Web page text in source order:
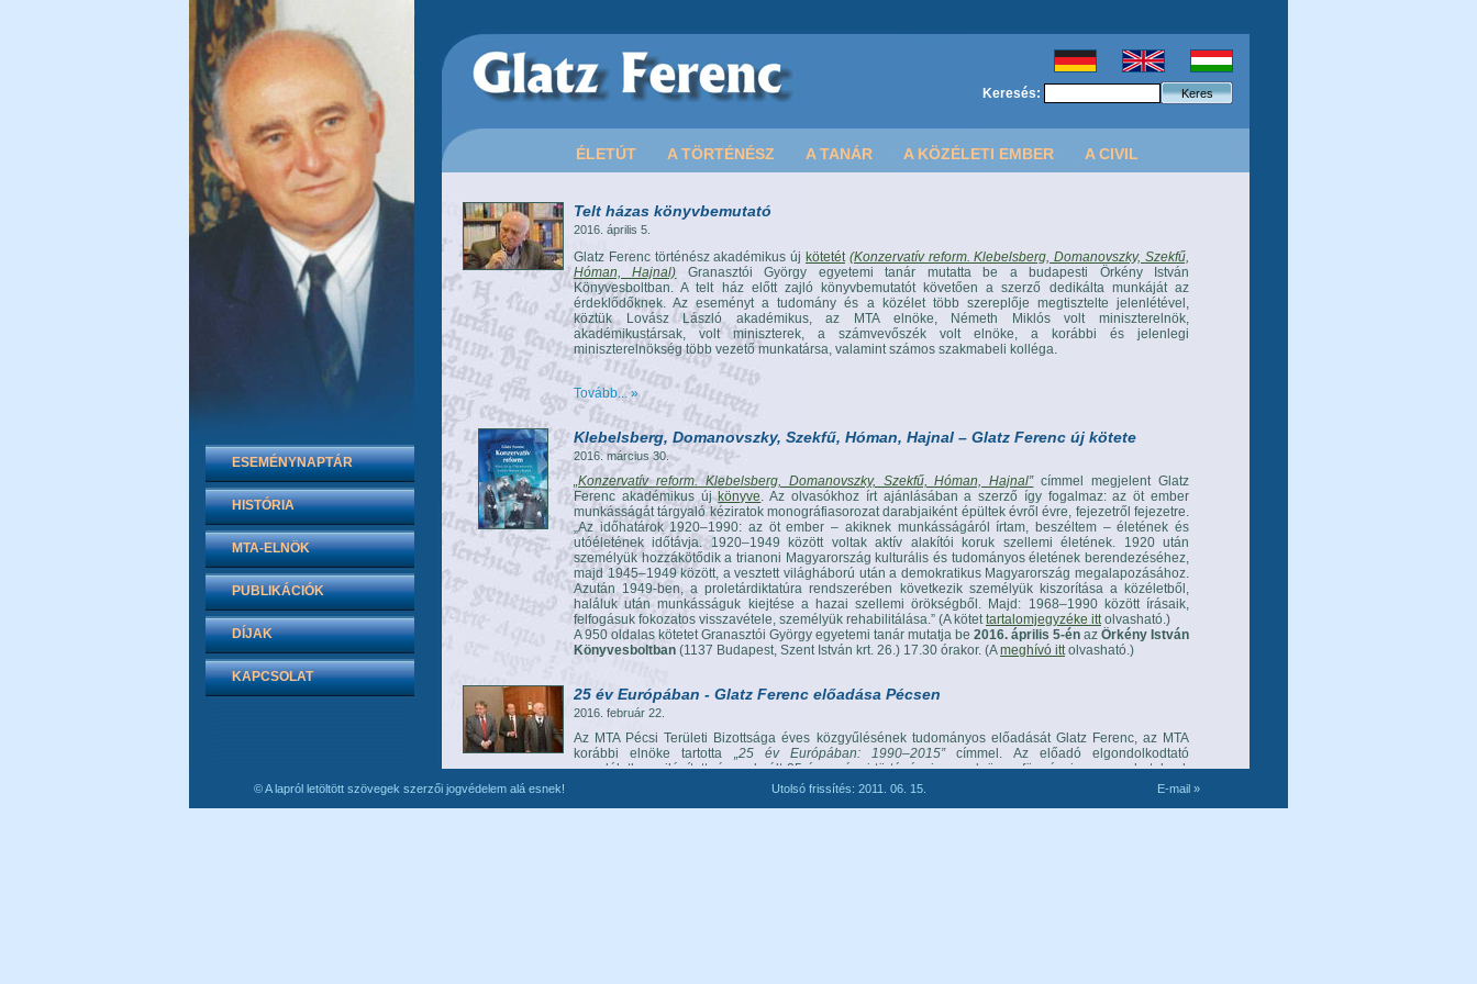
ESEMÉNYNAPTÁR
HISTÓRIA
MTA-ELNÖK
PUBLIKÁCIÓK
DÍJAK
KAPCSOLAT
Keresés:
ÉLETÚT A TÖRTÉNÉSZ A TANÁR A KÖZÉLETI EMBER A CIVIL
Telt házas könyvbemutató
2016. április 5.
Glatz Ferenc történész akadémikus új kötetét (Konzervatív reform. Klebelsberg, Domanovszky, Szekfű,
Hóman, Hajnal) Granasztói György egyetemi tanár mutatta be a budapesti Örkény István
Könyvesboltban. A telt ház előtt zajló könyvbemutatót követően a szerző dedikálta munkáját az
érdeklődőknek. Az eseményt a tudomány és a közélet több szereplője megtisztelte jelenlétével,
köztük Lovász László akadémikus, az MTA elnöke, Németh Miklós volt miniszterelnök,
akadémikustársak, volt miniszterek, a számvevőszék volt elnöke, a korábbi és jelenlegi
miniszterelnökség több vezető munkatársa, valamint számos szakmabeli kolléga.
Tovább... »
Klebelsberg, Domanovszky, Szekfű, Hóman, Hajnal – Glatz Ferenc új kötete
2016. március 30.
„Konzervatív reform. Klebelsberg, Domanovszky, Szekfű, Hóman, Hajnal”címmel megjelent Glatz
Ferenc akadémikus újkönyve. Az olvasókhoz írt ajánlásában a szerző így fogalmaz: az öt ember
munkásságát tárgyaló kéziratok monográfiasorozat darabjaiként épültek évről évre, fejezetről fejezetre.
„Az időhatárok 1920–1990: az öt ember – akiknek munkásságáról írtam, beszéltem – életének és
utóéletének időtávja. 1920–1949 között voltak aktív alakítói koruk szellemi életének. 1920 után
személyük hozzákötődik a trianoni Magyarország kulturális és tudományos életének berendezéséhez,
majd 1945–1949 között, a vesztett világháború után a demokratikus Magyarország megalapozásához.
Azután 1949-ben, a proletárdiktatúra rendszerében következik személyük kiszorítása a közéletből,
haláluk után munkásságuk kiejtése a hazai szellemi örökségből. Majd: 1968–1990 között írásaik,
felfogásuk fokozatos visszavétele, személyük rehabilitálása.” (A kötettartalomjegyzéke ittolvasható.)
A 950 oldalas kötetet Granasztói György egyetemi tanár mutatja be 2016. április 5-én az Örkény István
Könyvesboltban (1137 Budapest, Szent István krt. 26.) 17.30 órakor. (Ameghívó ittolvasható.)
25 év Európában - Glatz Ferenc előadása Pécsen
2016. február 22.
Az MTA Pécsi Területi Bizottsága éves közgyűlésének tudományos előadását Glatz Ferenc, az MTA
korábbi elnöke tartotta „25 év Európában: 1990–2015”címmel. Az előadó elgondolkodtató
szemléletben világított rá az elmúlt 25 év európai történéseire, azok összefüggéseire, a nagyhatalmak
szerepére és a Magyarországon ezen időszak alatt átélt változásokra.
© A lapról letöltött szövegek szerzői jogvédelem alá esnek! Utolsó frissítés: 2011. 06. 15. E-mail »